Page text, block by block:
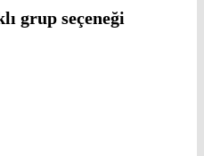
grup seçeneği